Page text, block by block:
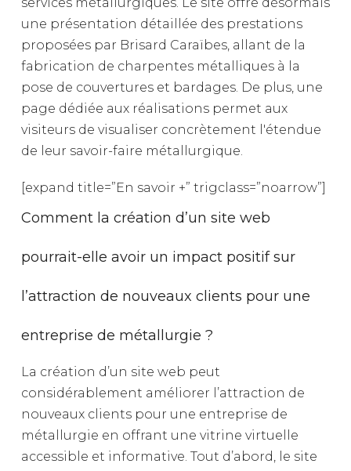
une présentation détaillée des prestations
proposées par Brisard Caraïbes, allant de la
fabrication de charpentes métalliques à
la
pose de couvertures et bardages. De plus, une
page dédiée aux réalisations permet aux
visiteurs de visualiser concrètement l'étendue
de leur savoir-faire métallurgique.
[expand title=”En savoir +” trigclass=”noarrow”]
Comment la création d’un site web
pourrait-elle avoir un impact positif sur
l’attraction de nouveaux clients pour une
entreprise de métallurgie ?
La création d’un site web peut
considérablement améliorer l’attraction de
nouveaux clients pour une entreprise de
métallurgie en offrant une vitrine virtuelle
accessible et informative. Tout d’abord, le site